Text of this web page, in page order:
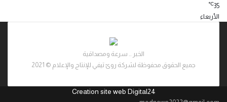
35
℃
الأربعاء
الخبر .. سرعة ومصداقية
جميع الحقوق محفوظة لشركة روئ تيفي للإنتاج والإعلام © 2021
Creation site web Digital24